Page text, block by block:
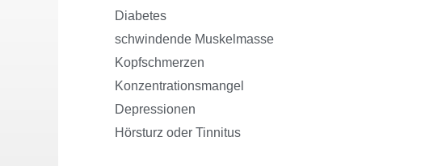
Diabetes
schwindende Muskelmasse
Kopfschmerzen
Konzentrationsmangel
Depressionen
Hörsturz oder Tinnitus